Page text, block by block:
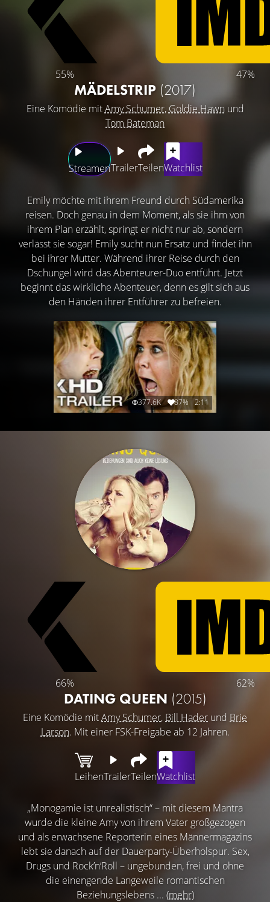
55% 47%
MÄDELSTRIP (2017)
Eine Komödie mitAmy Schumer, Goldie Hawnund
Tom Bateman
StreamenTrailerTeilenWatchlist
Emily möchte mit ihrem Freund durch Südamerika
reisen. Doch genau in dem Moment, als sie ihm von
ihrem Plan erzählt, springt er nicht nur ab, sondern
verlässt sie sogar! Emily sucht nun Ersatz und findet ihn
bei ihrer Mutter. Während ihrer Reise durch den
Dschungel wird das Abenteurer-Duo entführt. Jetzt
beginnt das wirkliche Abenteuer, denn es gilt sich aus
den Händen ihrer Entführer zu befreien.
377.6K 87% 2:11
66% 62%
DATING QUEEN (2015)
Eine Komödie mitAmy Schumer, Bill Hader und Brie
Larson. Mit einer FSK-Freigabe ab 12 Jahren.
LeihenTrailerTeilenWatchlist
„Monogamie ist unrealistisch“ – mit diesem Mantra
wurde die kleine Amy von ihrem Vater großgezogen
und als erwachsene Reporterin eines Männermagazins
lebt sie danach auf der Dauerparty-Überholspur. Sex,
Drugs und Rock’n‘Roll – ungebunden, frei und ohne
die einengende Langeweile romantischen
Beziehungslebens ... (mehr)